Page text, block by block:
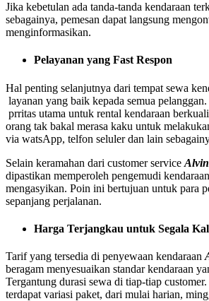
Jika kebetulan ada tanda-tanda kendaraan
sebagainya, pemesan dapat langsung
menginformasikan.
Pelayanan yang Fast Respon
Hal penting selanjutnya dari tempat sewa
layanan yang baik kepada semua
prritas utama untuk rental kendaraan
orang tak bakal merasa kaku untuk
via watsApp, telfon seluler dan lain
Selain keramahan dari customer service
dipastikan memperoleh pengemudi
mengasyikan. Poin ini bertujuan untuk para
sepanjang perjalanan.
Harga Terjangkau untuk Segala
Tarif yang tersedia di penyewaan kendaraan
beragam menyesuaikan standar kendaraan
Tergantung durasi sewa di tiap-tiap
terdapat variasi paket, dari mulai harian,